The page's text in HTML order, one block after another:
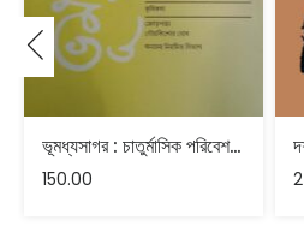
ভূমধ্যসাগর : চাতুর্মাসিক পরিবেশ ও সংস্কৃতি ভাবনার – ডিসেম্বর ২০২১
150.00